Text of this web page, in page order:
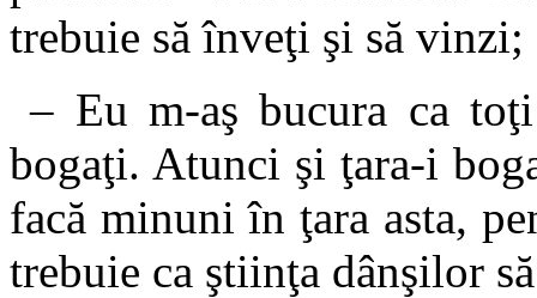
trebuie să înveţi şi să vinzi;
– Eu m-aş bucura ca
bogaţi. Atunci şi ţara-i
facă minuni în ţara asta,
trebuie ca ştiinţa dânşilor